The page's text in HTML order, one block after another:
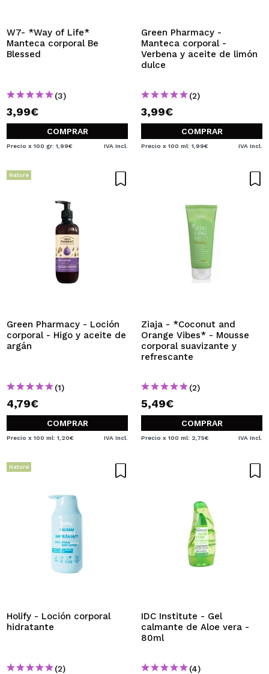
W7- *Way of Life*
Manteca corporal Be
Blessed
(3)
3,99€
COMPRAR
Precio x 100 gr: 1,99€ IVA Incl.
Green Pharmacy -
Manteca corporal -
Verbena y aceite de limón
dulce
(2)
3,99€
COMPRAR
Precio x 100 ml: 1,99€ IVA Incl.
Nature
Green Pharmacy - Loción
corporal - Higo y aceite de
argán
(1)
4,79€
COMPRAR
Precio x 100 ml: 1,20€ IVA Incl.
Ziaja - *Coconut and
Orange Vibes* - Mousse
corporal suavizante y
refrescante
(2)
5,49€
COMPRAR
Precio x 100 ml: 2,75€ IVA Incl.
Nature
Holify - Loción corporal
hidratante
(2)
IDC Institute - Gel
calmante de Aloe vera -
80ml
(4)